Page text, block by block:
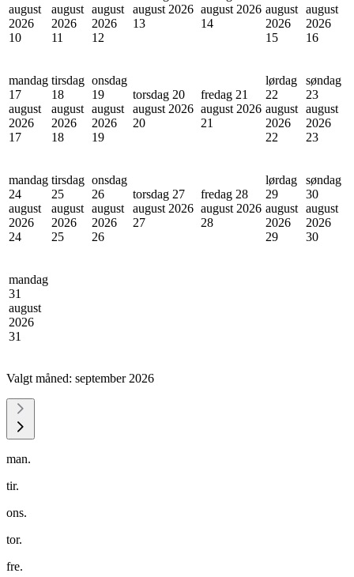
august
2026
10
august
2026
11
august
2026
12
august 2026
13
august 2026
14
august
2026
15
august
2026
16
mandag
17
august
2026
17
tirsdag
18
august
2026
18
onsdag
19
august
2026
19
torsdag 20
august 2026
20
fredag 21
august 2026
21
lørdag
22
august
2026
22
søndag
23
august
2026
23
mandag
24
august
2026
24
tirsdag
25
august
2026
25
onsdag
26
august
2026
26
torsdag 27
august 2026
27
fredag 28
august 2026
28
lørdag
29
august
2026
29
søndag
30
august
2026
30
mandag
31
august
2026
31
Valgt måned: september 2026
man.
tir.
ons.
tor.
fre.